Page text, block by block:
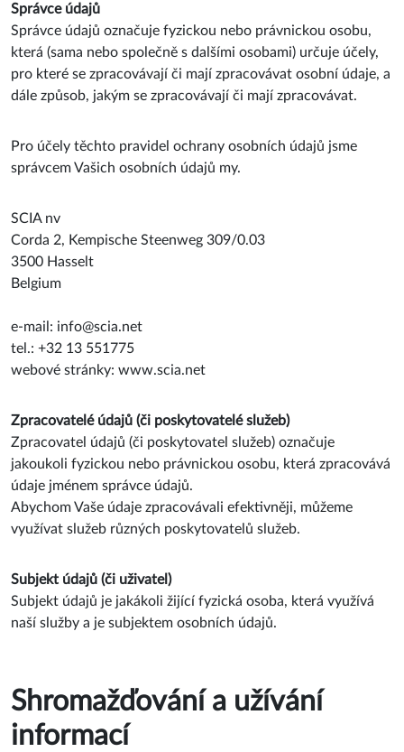
Správce údajů
Správce údajů označuje fyzickou nebo právnickou osobu,
která (sama nebo společně s dalšími osobami) určuje účely,
pro které se zpracovávají či mají zpracovávat osobní údaje, a
dále způsob, jakým se zpracovávají či mají zpracovávat.
Pro účely těchto pravidel ochrany osobních údajů jsme
správcem Vašich osobních údajů my.
SCIA nv
Corda 2, Kempische Steenweg 309/0.03
​3500 Hasselt
Belgium
e-mail: info@scia.net
tel.: +32 13 551775
webové stránky: www.scia.net
Zpracovatelé údajů (či poskytovatelé služeb)
Zpracovatel údajů (či poskytovatel služeb) označuje
jakoukoli fyzickou nebo právnickou osobu, která zpracovává
údaje jménem správce údajů.
Abychom Vaše údaje zpracovávali efektivněji, můžeme
využívat služeb různých poskytovatelů služeb.
Subjekt údajů (či uživatel)
Subjekt údajů je jakákoli žijící fyzická osoba, která využívá
naší služby a je subjektem osobních údajů.
Shromažďování a užívání
informací